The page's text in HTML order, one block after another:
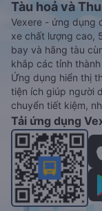
Tàu hoả và
Vexere - ứng dụng
xe chất lượng cao,
bay và hãng tàu
khắp các tỉnh
Ứng dụng hiển thị
tiện ích giúp người
chuyển tiết kiệm,
Tải ứng dụng